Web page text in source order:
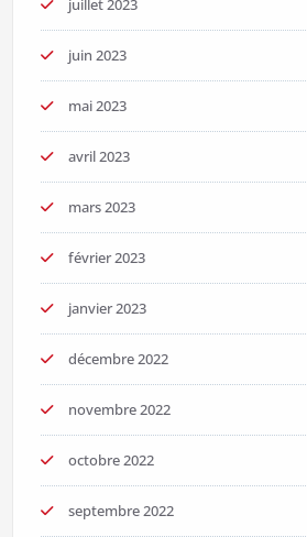
juillet 2023
juin 2023
mai 2023
avril 2023
mars 2023
février 2023
janvier 2023
décembre 2022
novembre 2022
octobre 2022
septembre 2022